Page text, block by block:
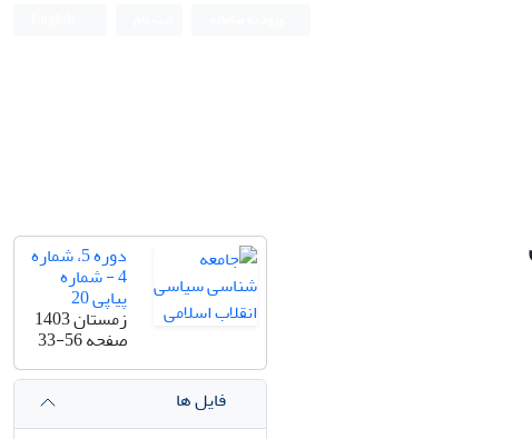
دوره 5، شماره
4 - شماره
پیاپی 20
زمستان 1403
صفحه33-56
فایل ها